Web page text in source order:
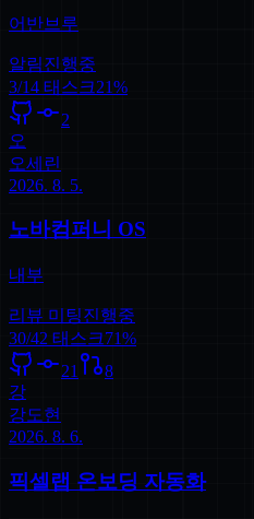
어반브루
알림진행중
3/14 태스크21%
2
오
오세린
2026. 8. 5.
노바컴퍼니 OS
내부
리뷰 미팅진행중
30/42 태스크71%
21
8
강
강도현
2026. 8. 6.
픽셀랩 온보딩 자동화